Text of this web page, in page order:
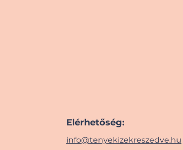
Elérhetőség:
info@tenyekizekreszedve.hu